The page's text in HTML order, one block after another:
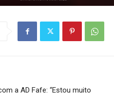
a AD Fafe: “Estou muito